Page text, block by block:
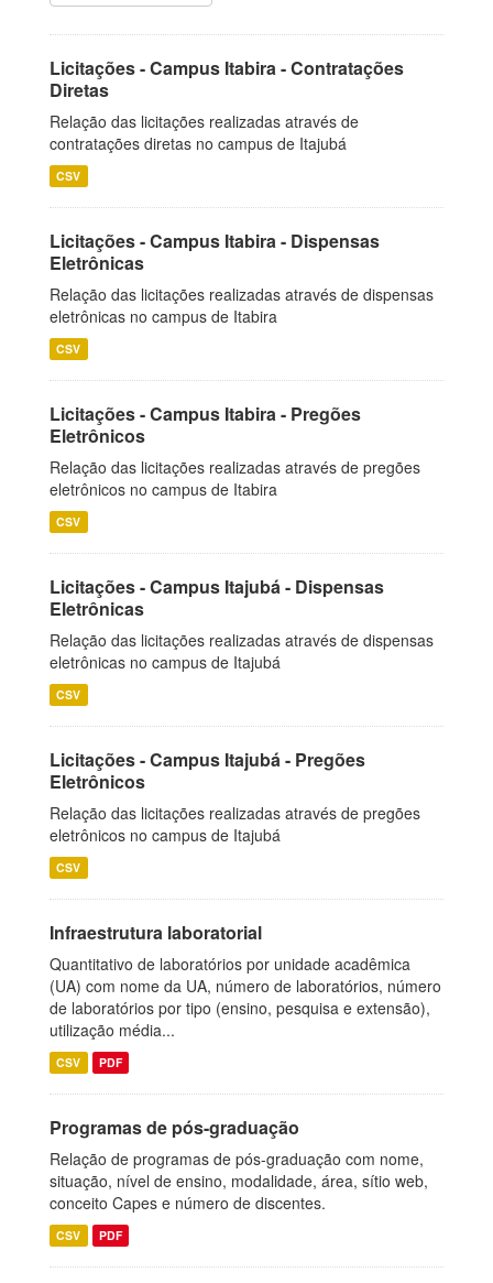
Licitações - Campus Itabira - Contratações
Diretas
Relação das licitações realizadas através de
contratações diretas no campus de Itajubá
CSV
Licitações - Campus Itabira - Dispensas
Eletrônicas
Relação das licitações realizadas através de dispensas
eletrônicas no campus de Itabira
CSV
Licitações - Campus Itabira - Pregões
Eletrônicos
Relação das licitações realizadas através de pregões
eletrônicos no campus de Itabira
CSV
Licitações - Campus Itajubá - Dispensas
Eletrônicas
Relação das licitações realizadas através de dispensas
eletrônicas no campus de Itajubá
CSV
Licitações - Campus Itajubá - Pregões
Eletrônicos
Relação das licitações realizadas através de pregões
eletrônicos no campus de Itajubá
CSV
Infraestrutura laboratorial
Quantitativo de laboratórios por unidade acadêmica
(UA) com nome da UA, número de laboratórios, número
de laboratórios por tipo (ensino, pesquisa e extensão),
utilização média...
CSV PDF
Programas de pós-graduação
Relação de programas de pós-graduação com nome,
situação, nível de ensino, modalidade, área, sítio web,
conceito Capes e número de discentes.
CSV PDF